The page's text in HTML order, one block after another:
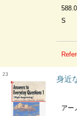
S
23
身近な
アー